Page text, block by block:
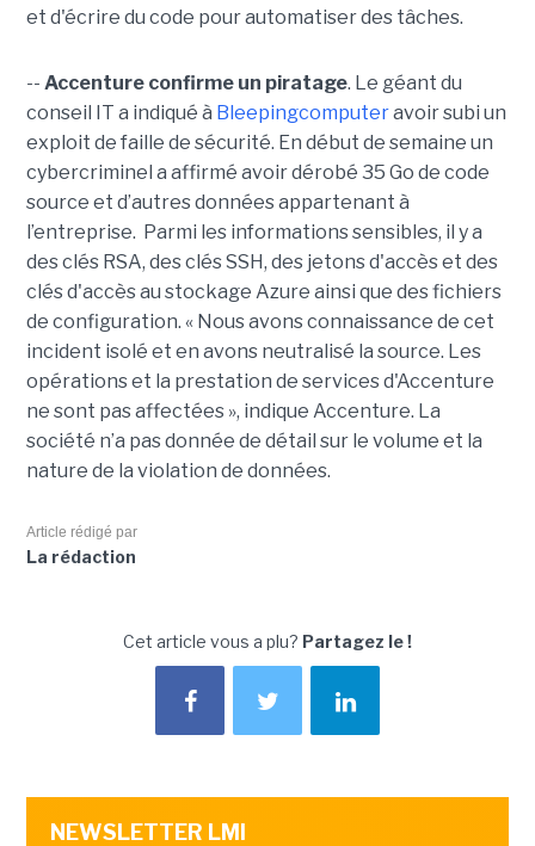
et d'écrire du code pour automatiser des tâches.
-- Accenture confirme un piratage. Le géant du
conseil IT a indiqué à Bleepingcomputeravoir subi un
exploit de faille de sécurité. En début de semaine un
cybercriminel a affirmé avoir dérobé 35 Go de code
source et d’autres données appartenant à
l’entreprise. Parmi les informations sensibles, il y a
des clés RSA, des clés SSH, des jetons d'accès et des
clés d'accès au stockage Azure ainsi que des fichiers
de configuration. « Nous avons connaissance de cet
incident isolé et en avons neutralisé la source. Les
opérations et la prestation de services d'Accenture
ne sont pas affectées », indique Accenture. La
société n’a pas donnée de détail sur le volume et la
nature de la violation de données.
Article rédigé par
La rédaction
Cet article vous a plu? Partagez le !
NEWSLETTER LMI